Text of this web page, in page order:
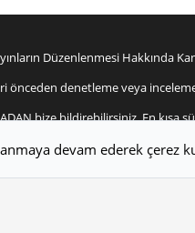
Düzenlenmesi Hakkında
önceden denetleme veya
bize bildirebilirsiniz. En kısa
devam ederek çerez